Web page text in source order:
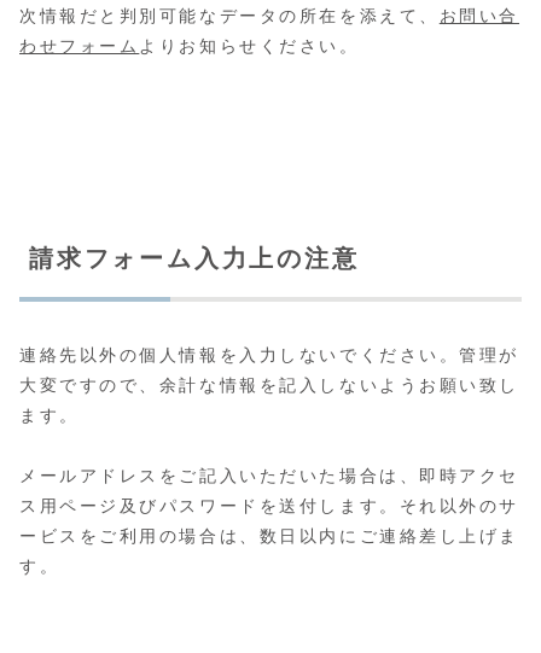
次情報だと判別可能なデータの所在を添えて、 お問い合
わせフォーム よりお知らせください。
請求フォーム入力上の注意
連絡先以外の個人情報を入力しないでください。管理が
大変ですので、余計な情報を記入しないようお願い致し
ます。
メールアドレスをご記入いただいた場合は、即時アクセ
ス用ページ及びパスワードを送付します。それ以外のサ
ービスをご利用の場合は、数日以内にご連絡差し上げま
す。